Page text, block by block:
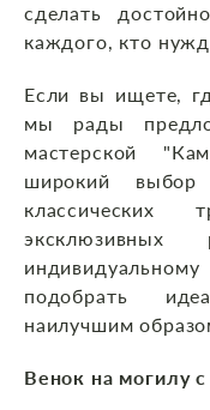
сделать
каждого, кто
Если вы ищете,
мы рады
мастерской
широкий
классических
подобрать
наилучшим
Венок на могилу